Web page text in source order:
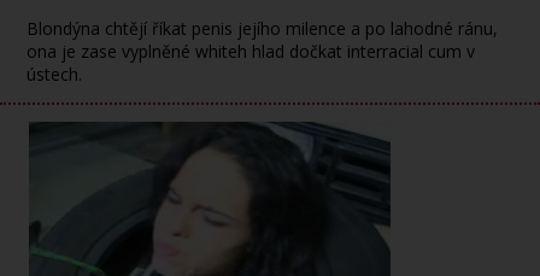
Blondýna chtějí říkat penis jejího milence a po lahodné ránu,
ona je zase vyplněné whiteh hlad dočkat interracial cum v
ústech.